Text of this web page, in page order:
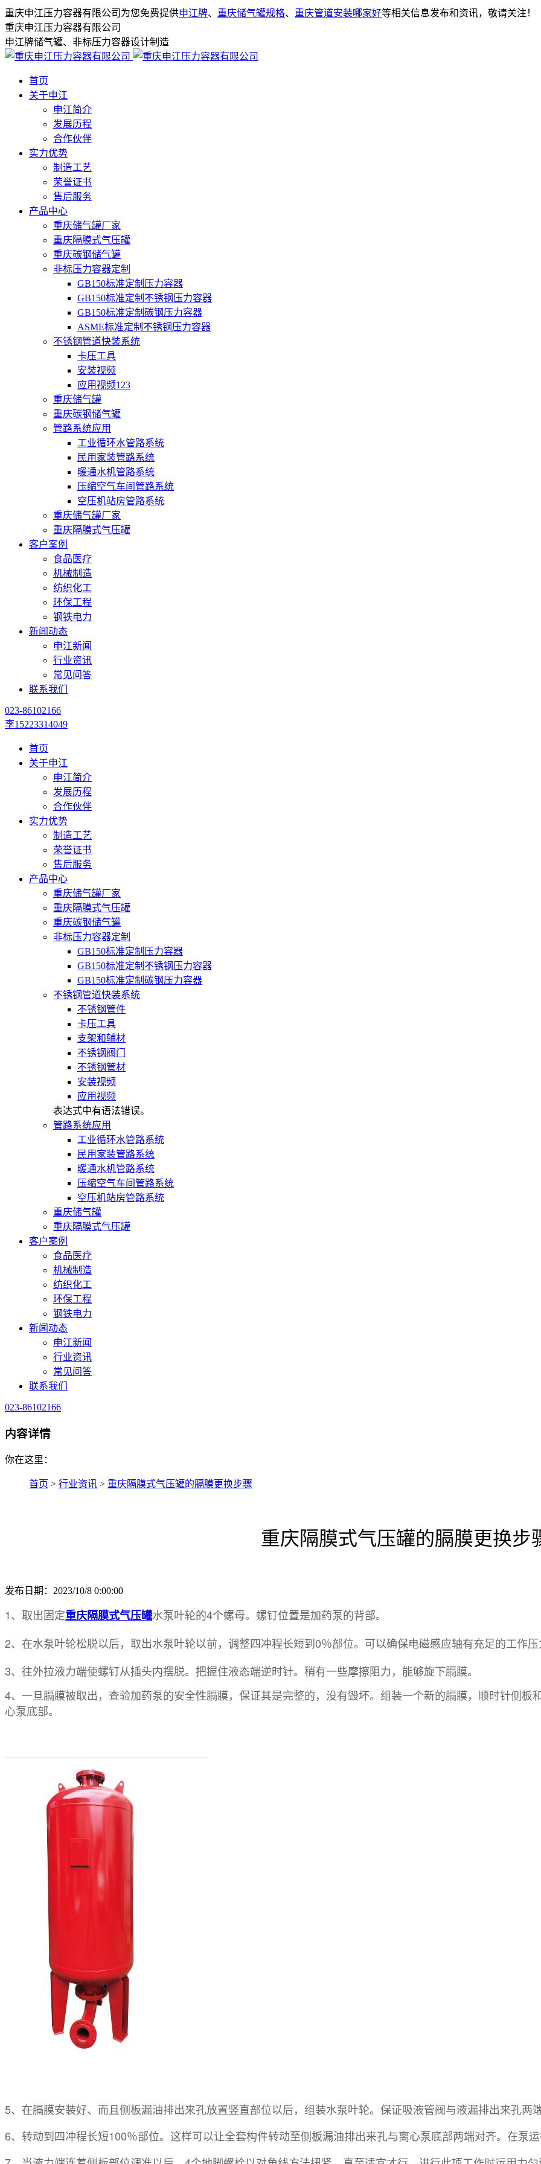
重庆申江压力容器有限公司为您免费提供申江牌、 重庆储气罐规格、 重庆管道安装哪家好等相关信息发布和资讯，敬请关注！
重庆申江压力容器有限公司
申江牌储气罐、非标压力容器设计制造
首页
关于申江
申江简介
发展历程
合作伙伴
实力优势
制造工艺
荣誉证书
售后服务
产品中心
重庆储气罐厂家
重庆隔膜式气压罐
重庆碳钢储气罐
非标压力容器定制
GB150标准定制压力容器
GB150标准定制不锈钢压力容器
GB150标准定制碳钢压力容器
ASME标准定制不锈钢压力容器
不锈钢管道快装系统
卡压工具
安装视频
应用视频123
重庆储气罐
重庆碳钢储气罐
管路系统应用
工业循环水管路系统
民用家装管路系统
暖通水机管路系统
压缩空气车间管路系统
空压机站房管路系统
重庆储气罐厂家
重庆隔膜式气压罐
客户案例
食品医疗
机械制造
纺织化工
环保工程
钢铁电力
新闻动态
申江新闻
行业资讯
常见问答
联系我们
023-86102166
李15223314049
首页
关于申江
申江简介
发展历程
合作伙伴
实力优势
制造工艺
荣誉证书
售后服务
产品中心
重庆储气罐厂家
重庆隔膜式气压罐
重庆碳钢储气罐
非标压力容器定制
GB150标准定制压力容器
GB150标准定制不锈钢压力容器
GB150标准定制碳钢压力容器
不锈钢管道快装系统
不锈钢管件
卡压工具
支架和辅材
不锈钢阀门
不锈钢管材
安装视频
应用视频
表达式中有语法错误。
管路系统应用
工业循环水管路系统
民用家装管路系统
暖通水机管路系统
压缩空气车间管路系统
空压机站房管路系统
重庆储气罐
重庆隔膜式气压罐
客户案例
食品医疗
机械制造
纺织化工
环保工程
钢铁电力
新闻动态
申江新闻
行业资讯
常见问答
联系我们
023-86102166
内容详情
你在这里：
首页 > 行业资讯 > 重庆隔膜式气压罐的膈膜更换步骤
重庆隔膜式气压罐的膈膜更换步
发布日期：2023/10/8 0:00:00
1、取出固定重庆隔膜式气压罐水泵叶轮的4个螺母。螺钉位置是加药泵的背部。
2、在水泵叶轮松脱以后，取出水泵叶轮以前，调整四冲程长短到0％部位。可以确保电磁感应轴有充足的工作
3、往外拉液力端使螺钉从插头内摆脱。把握住液态端逆时针。稍有一些摩擦阻力，能够旋下膈膜。
4、一旦膈膜被取出，查验加药泵的安全性膈膜，保证其是完整的，没有毁坏。组装一个新的膈膜，顺时针侧
心泵底部。
5、在膈膜安装好、而且侧板漏油排出来孔放置竖直部位以后，组装水泵叶轮。保证吸液管阀与液漏排出来孔两
6、转动到四冲程长短100％部位。这样可以让全套构件转动至侧板漏油排出来孔与离心泵底部两端对齐。在泵